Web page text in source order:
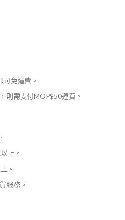
免運費。
則需支付MOP$50運費。
上。
。
服務。